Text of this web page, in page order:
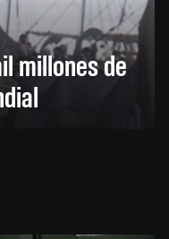
millones de